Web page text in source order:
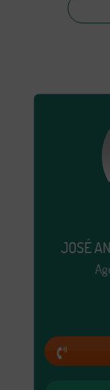
JOSÉ